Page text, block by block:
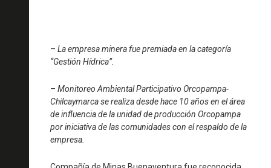
– La empresa minera fue premiada en la categoría
“Gestión Hídrica”.
– Monitoreo Ambiental Participativo Orcopampa-
Chilcaymarca se realiza desde hace 10 años en el área
de influencia de la unidad de producción Orcopampa
por iniciativa de las comunidades con el respaldo de la
empresa.